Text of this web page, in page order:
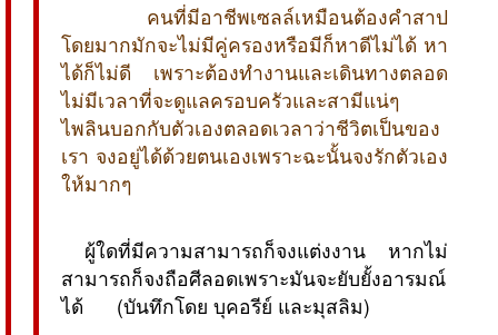
คนที่มีอาชีพเซลล์เหมือนต้องคำสาป
โดยมากมักจะไม่มีคู่ครองหรือมีก็หาดีไม่ได้ หา
ได้ก็ไม่ดี เพราะต้องทำงานและเดินทางตลอด
ไม่มีเวลาที่จะดูแลครอบครัวและสามีแน่ๆ
ไพลินบอกกับตัวเองตลอดเวลาว่าชีวิตเป็นของ
เรา จงอยู่ได้ด้วยตนเองเพราะฉะนั้นจงรักตัวเอง
ให้มากๆ
 ผู้ใดที่มีความสามารถก็จงแต่งงาน หากไม่
สามารถก็จงถือศีลอดเพราะมันจะยับยั้งอารมณ์
ได้  (บันทึกโดย บุคอรีย์ และมุสลิม)